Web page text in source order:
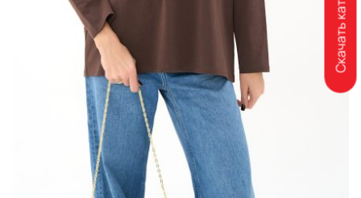
Скачать каталог